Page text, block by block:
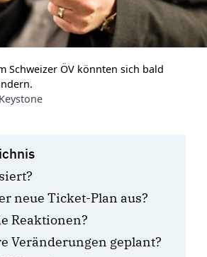
Schweizer ÖV könnten sich bald
neue Ticket-Plan aus?
Reaktionen?
Veränderungen geplant?